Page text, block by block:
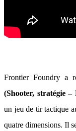
Frontier Foundry a
(Shooter, stratégie
un jeu de tir tactique
quatre dimensions. Il